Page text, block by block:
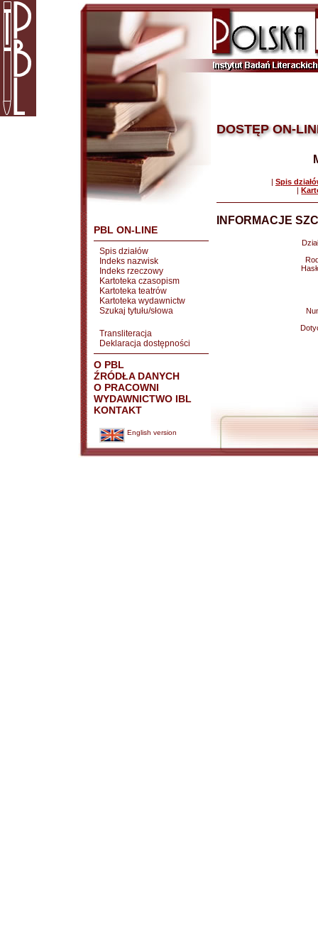
PBL ON-LINE
Spis działów
Indeks nazwisk
Indeks rzeczowy
Kartoteka czasopism
Kartoteka teatrów
Kartoteka wydawnictw
Szukaj tytułu/słowa
Transliteracja
Deklaracja dostępności
O PBL
ŹRÓDŁA DANYCH
O PRACOWNI
WYDAWNICTWO IBL
KONTAKT
English version
DOSTĘP ON-
| Spis
|
INFORMACJE